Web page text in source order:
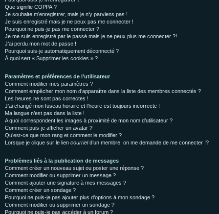
Que signifie COPPA ?
Je souhaite m’enregistrer, mais je n’y parviens pas !
Je suis enregistré mais je ne peux pas me connecter !
Pourquoi ne puis-je pas me connecter ?
Je me suis enregistré par le passé mais je ne peux plus me connecter ?!
J’ai perdu mon mot de passe !
Pourquoi suis-je automatiquement déconnecté ?
À quoi sert « Supprimer les cookies » ?
Paramètres et préférences de l’utilisateur
Comment modifier mes paramètres ?
Comment empêcher mon nom d’apparaître dans la liste des membres connectés ?
Les heures ne sont pas correctes !
J’ai changé mon fuseau horaire et l’heure est toujours incorrecte !
Ma langue n’est pas dans la liste !
A quoi correspondent les images à proximité de mon nom d’utilisateur ?
Comment puis-je afficher un avatar ?
Qu’est-ce que mon rang et comment le modifier ?
Lorsque je clique sur le lien courrield’un membre, on me demande de me connecter !?
Problèmes liés à la publication de messages
Comment créer un nouveau sujet ou poster une réponse ?
Comment modifier ou supprimer un message ?
Comment ajouter une signature à mes messages ?
Comment créer un sondage ?
Pourquoi ne puis-je pas ajouter plus d’options à mon sondage ?
Comment modifier ou supprimer un sondage ?
Pourquoi ne puis-je pas accéder à un forum ?